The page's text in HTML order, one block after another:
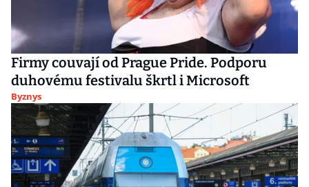
Firmy couvají od Prague Pride. Podporu
duhovému festivalu škrtl i Microsoft
Byznys